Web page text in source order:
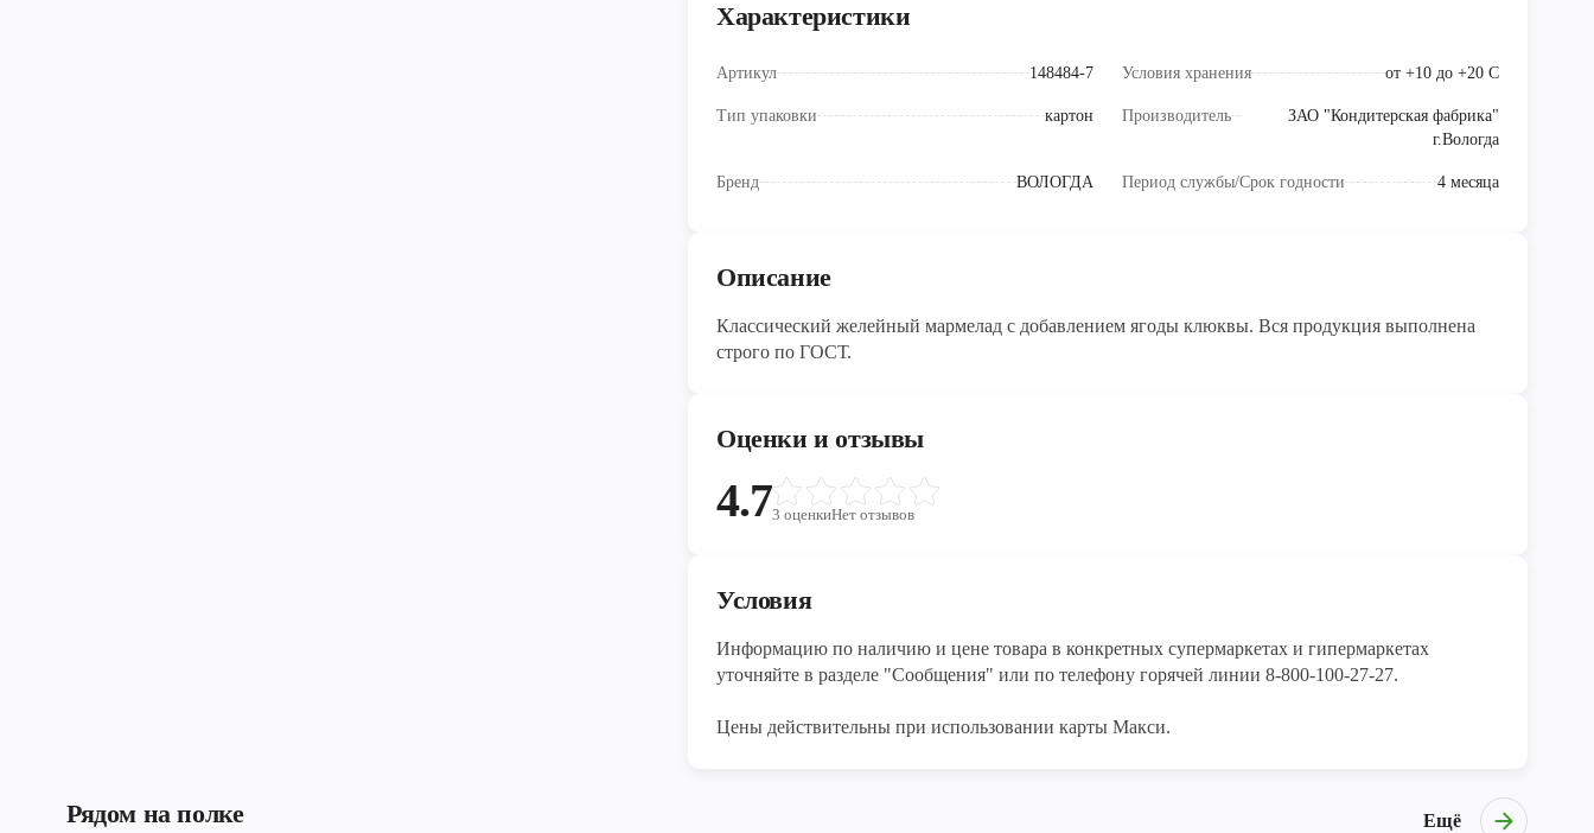
Характеристики
Артикул 148484-7 Условия хранения от +10 до +20 C
Тип упаковки картон Производитель
ЗАО "Кондитерская фабрика"
г.Вологда
Бренд ВОЛОГДА Период службы/Срок годности 4 месяца
Описание
Классический желейный мармелад с добавлением ягоды клюквы. Вся продукция выполнена
строго по ГОСТ.
Оценки и отзывы
4.73 оценкиНет отзывов
Условия
Информацию по наличию и цене товара в конкретных супермаркетах и гипермаркетах
уточняйте в разделе "Сообщения" или по телефону горячей линии 8-800-100-27-27.
Цены действительны при использовании карты Макси.
Рядом на полке Ещё